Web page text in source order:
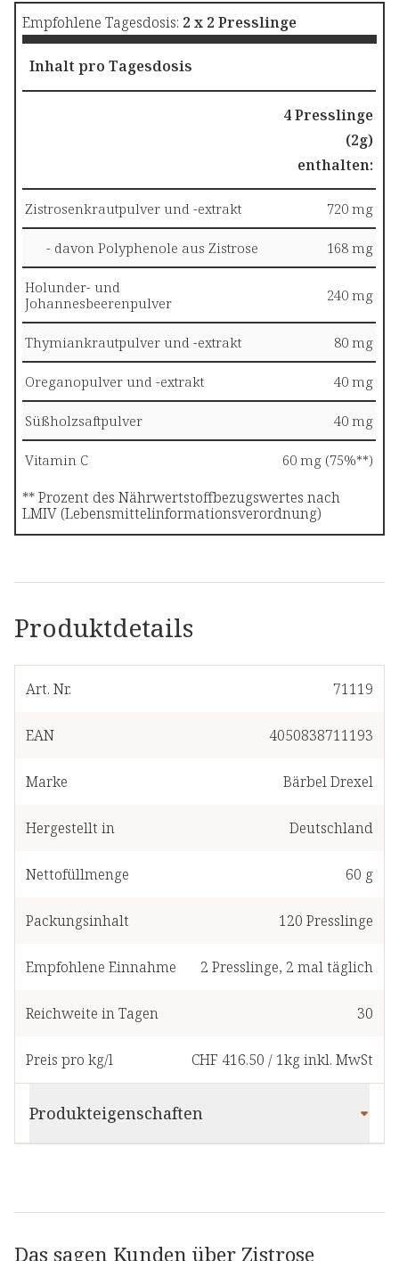
Produktdetails
Art. Nr. 71119
EAN 4050838711193
Marke Bärbel Drexel
Hergestellt in Deutschland
Nettofüllmenge 60 g
Packungsinhalt 120 Presslinge
Empfohlene Einnahme 2 Presslinge, 2 mal täglich
Reichweite in Tagen 30
Preis pro kg/l CHF 416.50 / 1kginkl. MwSt
Produkteigenschaften
Empfohlene Tagesdosis: 2 x 2 Presslinge
Inhalt pro Tagesdosis
4 Presslinge
(2g)
enthalten:
Zistrosenkrautpulver und -extrakt 720 mg
- davon Polyphenole aus Zistrose 168 mg
Holunder- und
Johannesbeerenpulver
240 mg
Thymiankrautpulver und -extrakt 80 mg
Oreganopulver und -extrakt 40 mg
Süßholzsaftpulver 40 mg
Vitamin C 60 mg (75%**)
** Prozent des Nährwertstoffbezugswertes nach
LMIV (Lebensmittelinformationsverordnung)
Das sagen Kunden über Zistrose